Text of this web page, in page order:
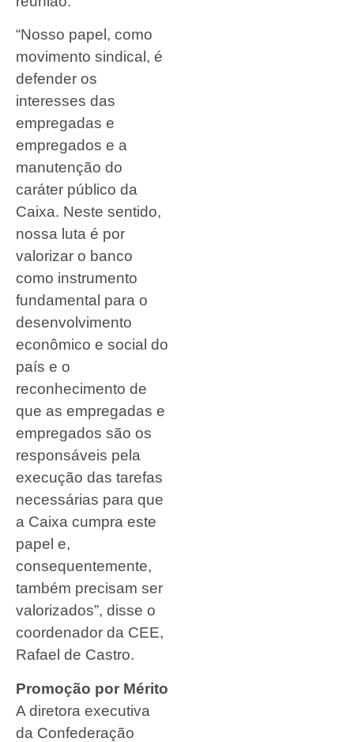
“Nosso papel, como
movimento sindical, é
defender os
interesses das
empregadas e
empregados e a
manutenção do
caráter público da
Caixa. Neste sentido,
nossa luta é por
valorizar o banco
como instrumento
fundamental para o
desenvolvimento
econômico e social do
país e o
reconhecimento de
que as empregadas e
empregados são os
responsáveis pela
execução das tarefas
necessárias para que
a Caixa cumpra este
papel e,
consequentemente,
também precisam ser
valorizados”, disse o
coordenador da CEE,
Rafael de Castro.
Promoção por Mérito
A diretora executiva
da Confederação